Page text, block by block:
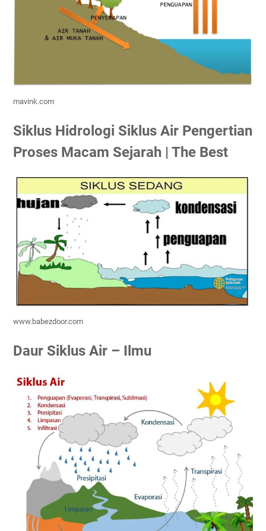
mavink.com
Siklus Hidrologi Siklus Air Pengertian
Proses Macam Sejarah | The Best
www.babezdoor.com
Daur Siklus Air – Ilmu